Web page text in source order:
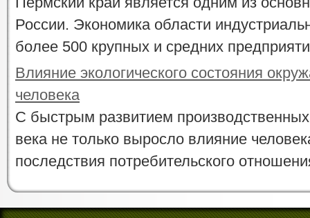
России. Экономика области
более 500 крупных и средних
Влияние экологического состояния
человека
С быстрым развитием
века не только выросло влияние
последствия потребительского